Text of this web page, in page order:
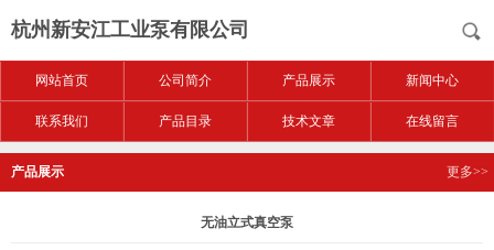
杭州新安江工业泵有限公司
网站首页 公司简介 产品展示 新闻中心
联系我们 产品目录 技术文章 在线留言
产品展示 更多>>
无油立式真空泵